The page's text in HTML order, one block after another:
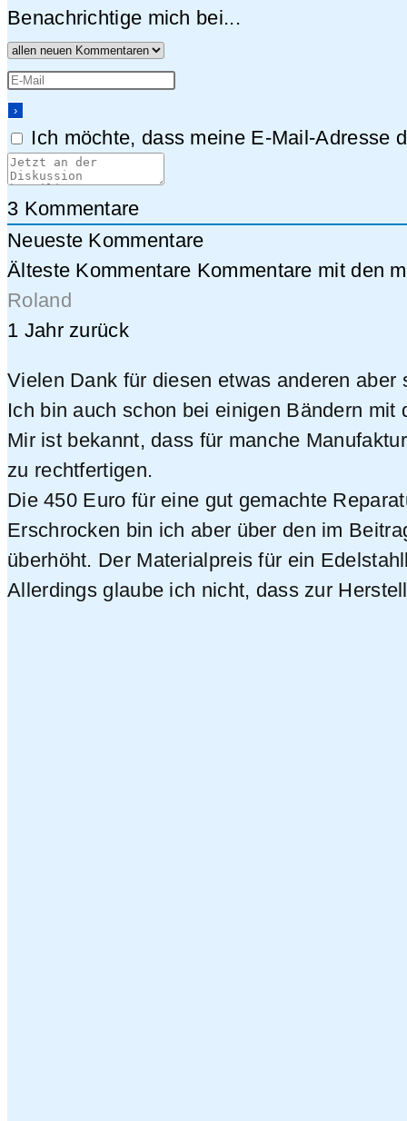
Benachrichtige mich bei...
Ich möchte, dass meine E-Mail-Adresse
3 Kommentare
Neueste Kommentare
Älteste Kommentare Kommentare mit den
Roland
1 Jahr zurück
Vielen Dank für diesen etwas anderen aber
Ich bin auch schon bei einigen Bändern
Mir ist bekannt, dass für manche
zu rechtfertigen.
Die 450 Euro für eine gut gemachte
Erschrocken bin ich aber über den im
überhöht. Der Materialpreis für ein
Allerdings glaube ich nicht, dass zur